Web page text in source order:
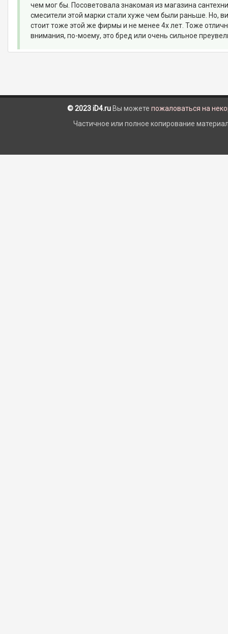
чем мог бы. Посоветовала знакомая из магазина
смесители этой марки стали хуже чем были раньше. Но,
стоит тоже этой же фирмы и не менее 4х лет. Тоже
внимания, по-моему, это бред или очень сильное
© 2023 iD4.ru Вы можете пожаловаться на
Частичное или полное копирование